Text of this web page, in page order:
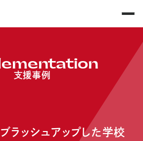
支援事例
ラッシュアップした学校